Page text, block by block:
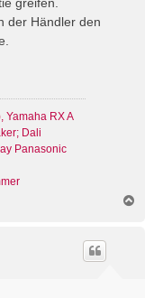
greifen.
der Händler den
Yamaha RX A
Dali
Panasonic